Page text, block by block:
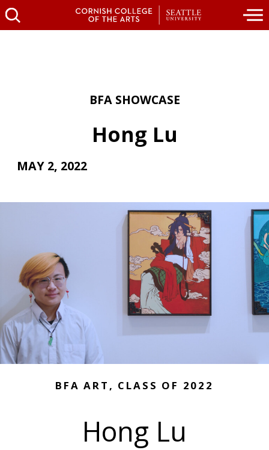
BFA SHOWCASE
Hong Lu
MAY 2, 2022
BFA ART, CLASS OF 2022
Hong Lu